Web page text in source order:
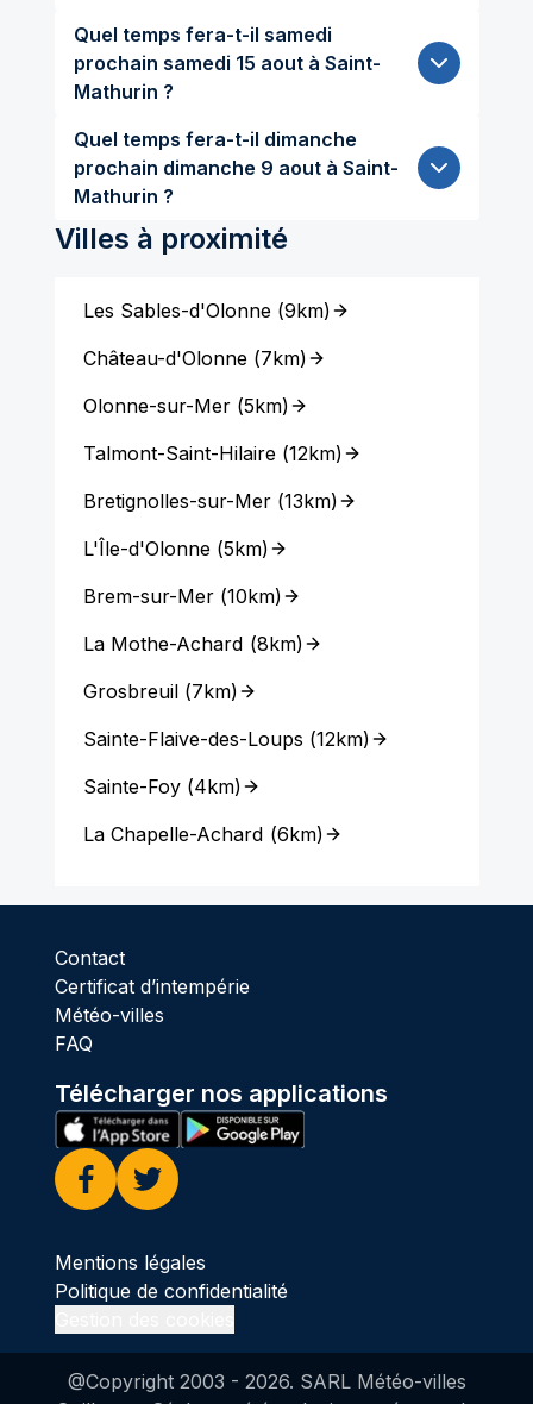
Quel temps fera-t-il samedi
prochain samedi 15 aout à Saint-
Mathurin ?
Quel temps fera-t-il dimanche
prochain dimanche 9 aout à Saint-
Mathurin ?
Villes à proximité
Les Sables-d'Olonne(9km)
Château-d'Olonne(7km)
Olonne-sur-Mer(5km)
Talmont-Saint-Hilaire(12km)
Bretignolles-sur-Mer(13km)
L'Île-d'Olonne(5km)
Brem-sur-Mer(10km)
La Mothe-Achard (8km)
Grosbreuil(7km)
Sainte-Flaive-des-Loups (12km)
Sainte-Foy(4km)
La Chapelle-Achard (6km)
Contact
Certificat d’intempérie
Météo-villes
FAQ
Télécharger nos applications
Facebook
Twitter
Mentions légales
Politique de confidentialité
@Copyright 2003 - 2026. SARL Météo-villes